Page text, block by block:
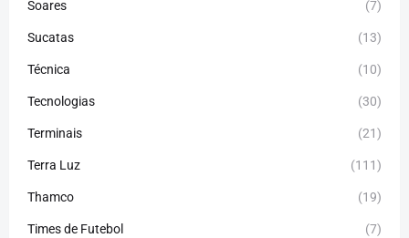
Soares (7)
Sucatas (13)
Técnica (10)
Tecnologias (30)
Terminais (21)
Terra Luz (111)
Thamco (19)
Times de Futebol (7)